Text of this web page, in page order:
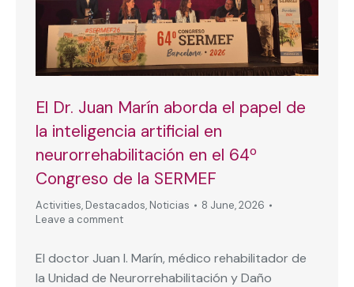
El Dr. Juan Marín aborda el papel de
la inteligencia artificial en
neurorrehabilitación en el 64º
Congreso de la SERMEF
Activities, Destacados, Noticias
8 June, 2026
Leave a comment
El doctor Juan I. Marín, médico rehabilitador de
la Unidad de Neurorrehabilitación y Daño